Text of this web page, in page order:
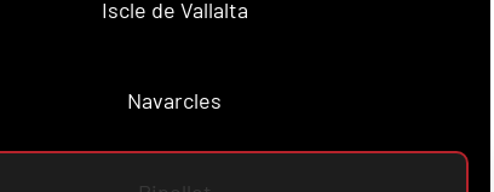
Iscle de Vallalta
Navarcles